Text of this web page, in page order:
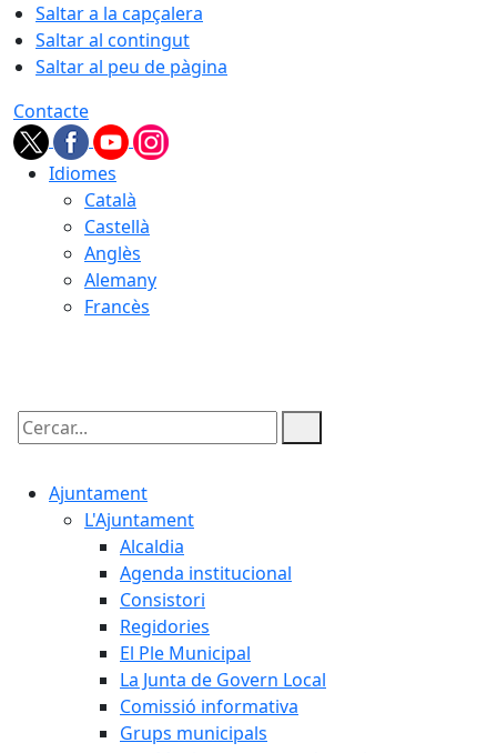
Saltar a la capçalera
Saltar al contingut
Saltar al peu de pàgina
Contacte
Idiomes
Català
Castellà
Anglès
Alemany
Francès
Cercar:
Ajuntament
L'Ajuntament
Alcaldia
Agenda institucional
Consistori
Regidories
El Ple Municipal
La Junta de Govern Local
Comissió informativa
Grups municipals